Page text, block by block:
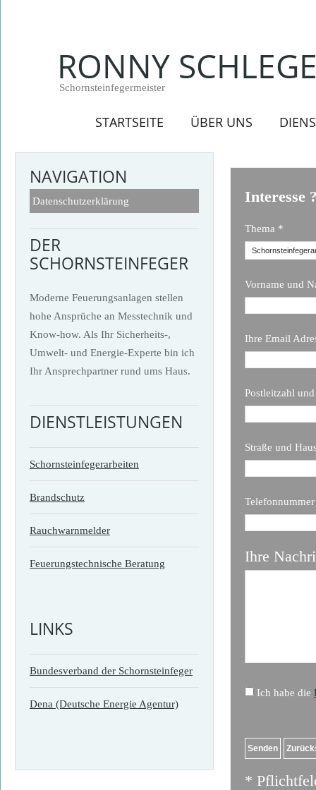
RONNY
Schornsteinfegermeister
STARTSEITE ÜBER UNS
NAVIGATION
Datenschutzerklärung
DER
SCHORNSTEINFEGER
Moderne Feuerungsanlagen stellen
hohe Ansprüche an Messtechnik und
Know-how. Als Ihr Sicherheits-,
Umwelt- und Energie-Experte bin ich
Ihr Ansprechpartner rund ums Haus.
DIENSTLEISTUNGEN
Schornsteinfegerarbeiten
Brandschutz
Rauchwarnmelder
Feuerungstechnische Beratung
LINKS
Bundesverband der Schornsteinfeger
Dena (Deutsche Energie Agentur)
Interesse
Thema *
Vorname und
Ihre Email
Postleitzahl
Straße und
Ihre
Ich habe die
*